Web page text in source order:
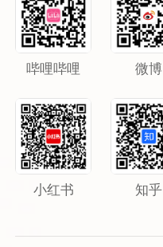
哔哩哔哩 微博
小红书 知乎